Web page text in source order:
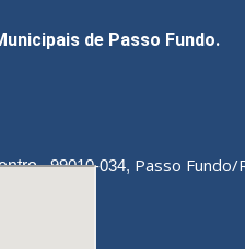
de Passo Fundo.
99010-034, Passo Fundo/